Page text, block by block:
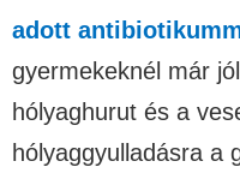
adott
gyermekeknél már
hólyaghurut és a
hólyaggyulladásra a